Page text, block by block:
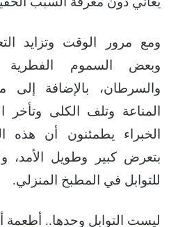
ومع مرور الوقت وتزايد
وبعض السموم الفطرية
والسرطان، بالإضافة
المناعة وتلف الكلى وتأخر
الخبراء يطمئنون أن هذه
بتعرض كبير وطويل الأمد،
للتوابل في المطبخ المنزلي.
ليست التوابل وحدها.. أطعمة